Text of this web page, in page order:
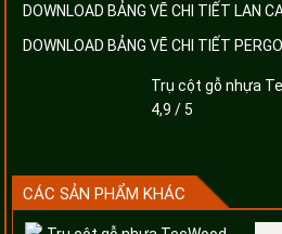
DOWNLOAD BẢNG VẼ CHI TIẾT LAN
DOWNLOAD BẢNG VẼ CHI TIẾT
Trụ cột gỗ nhựa
4,9 / 5
CÁC SẢN PHẨM KHÁC